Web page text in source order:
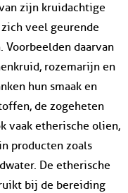
zijn kruidachtige
veel geurende
Voorbeelden daarvan
rozemarijn en
hun smaak en
de zogeheten
vaak etherische olien,
producten zoals
De etherische
bij de bereiding